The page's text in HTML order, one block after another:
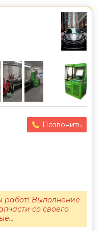
Позвонить
работ! Выполнение
со своего